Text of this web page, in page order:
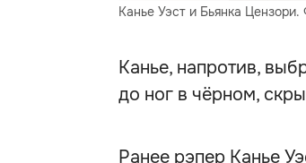
Канье Уэст и Бьянка Цензори.
Канье, напротив,
до ног в чёрном,
Ранее рэпер Канье